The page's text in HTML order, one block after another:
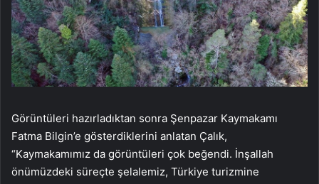
Görüntüleri hazırladıktan sonra Şenpazar Kaymakamı
Fatma Bilgin’e gösterdiklerini anlatan Çalık,
“Kaymakamımız da görüntüleri çok beğendi. İnşallah
önümüzdeki süreçte şelalemiz, Türkiye turizmine